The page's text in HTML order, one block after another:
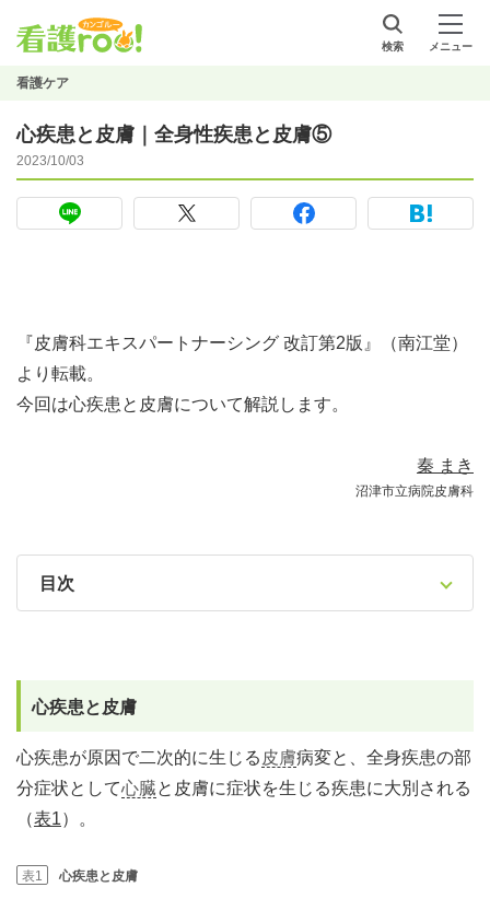
検索 メニュー
看護ケア
心疾患と皮膚｜全身性疾患と皮膚⑤
2023/10/03
『皮膚科エキスパートナーシング 改訂第2版』（南江堂）
より転載。
今回は心疾患と皮膚について解説します。
秦 まき
沼津市立病院皮膚科
目次
心疾患と皮膚
心疾患が原因で二次的に生じる 皮膚病変と、全身疾患の部
分症状として心臓と皮膚に症状を生じる疾患に大別される
（表1）。
表1 心疾患と皮膚